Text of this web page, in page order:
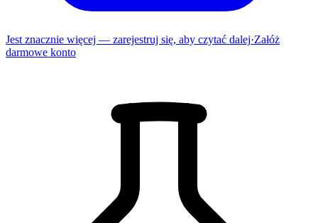
Jest znacznie więcej — zarejestruj się, aby czytać dalej·Załóż
darmowe konto